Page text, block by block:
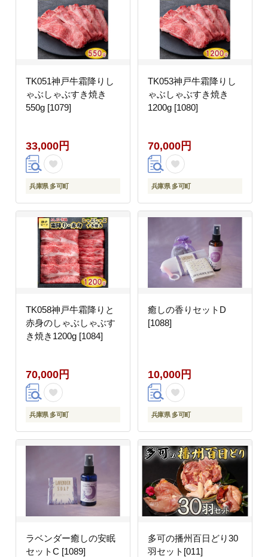
TK051神戸牛霜降りし
ゃぶしゃぶすき焼き
550g [1079]
33,000円
兵庫県 多可町
TK053神戸牛霜降りし
ゃぶしゃぶすき焼き
1200g [1080]
70,000円
兵庫県 多可町
TK058神戸牛霜降りと
赤身のしゃぶしゃぶす
き焼き1200g [1084]
70,000円
兵庫県 多可町
癒しの香りセットD
[1088]
10,000円
兵庫県 多可町
ラベンダー癒しの安眠
セットC [1089]
多可の播州百日どり30
羽セット[011]